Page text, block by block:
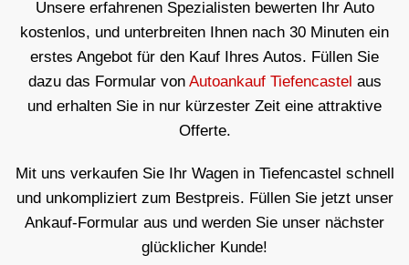
Unsere erfahrenen Spezialisten bewerten Ihr Auto
kostenlos, und unterbreiten Ihnen nach 30 Minuten ein
erstes Angebot für den Kauf Ihres Autos. Füllen Sie
dazu das Formular von Autoankauf Tiefencastel aus
und erhalten Sie in nur kürzester Zeit eine attraktive
Offerte.
Mit uns verkaufen Sie Ihr Wagen in Tiefencastel schnell
und unkompliziert zum Bestpreis. Füllen Sie jetzt unser
Ankauf-Formular aus und werden Sie unser nächster
glücklicher Kunde!